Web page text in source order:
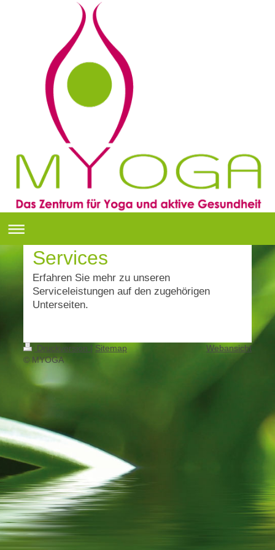
Services
Erfahren Sie mehr zu unseren
Serviceleistungen auf den zugehörigen
Unterseiten.
Druckversion | Sitemap
© MYOGA
Webansicht